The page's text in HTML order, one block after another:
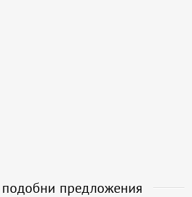
предложения